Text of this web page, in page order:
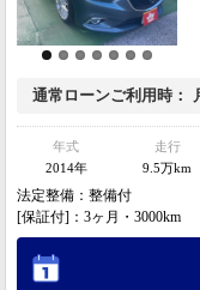
通常ローンご利用時
年式
2014年
走行
9.5万km
法定整備：整備付
[保証付]：3ヶ月・3000km